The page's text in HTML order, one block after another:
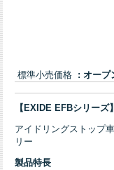
標準小売価格 : オープ
【EXIDE EFBシリーズ】
アイドリングストップ
リー
製品特長